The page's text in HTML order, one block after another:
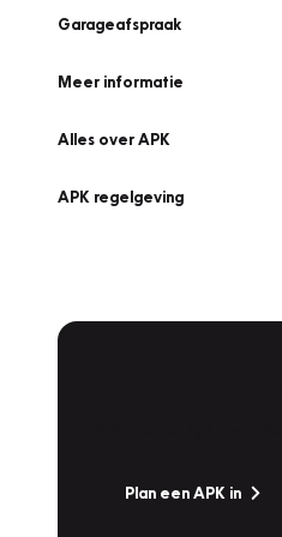
Garageafspraak
Meer informatie
Alles over APK
APK regelgeving
Plan een APK in